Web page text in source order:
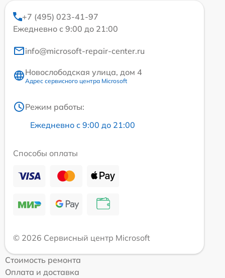
+7 (495) 023-41-97
Ежедневно с 9:00 до 21:00
info@microsoft-repair-center.ru
Новослободская улица, дом 4
Адрес сервисного центра Microsoft
Режим работы:
Ежедневно с 9:00 до 21:00
Способы оплаты
© 2026 Сервисный центр Microsoft
Стоимость ремонта
Оплата и доставка